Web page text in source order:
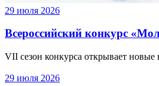
29 июля 2026
Всероссийский конкурс
VII сезон конкурса открывает
29 июля 2026